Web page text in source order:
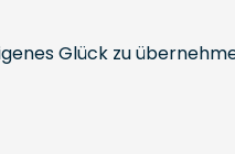
Glück zu